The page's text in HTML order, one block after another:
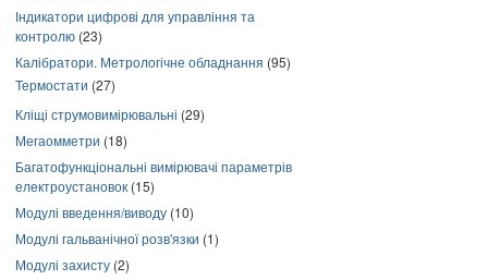
Індикатори цифрові для управління та
контролю (23)
Калібратори. Метрологічне обладнання (95)
Термостати (27)
Кліщі струмовимірювальні (29)
Мегаомметри (18)
Багатофункціональні вимірювачі параметрів
електроустановок (15)
Модулі введення/виводу (10)
Модулі гальванічної розв'язки (1)
Модулі захисту (2)